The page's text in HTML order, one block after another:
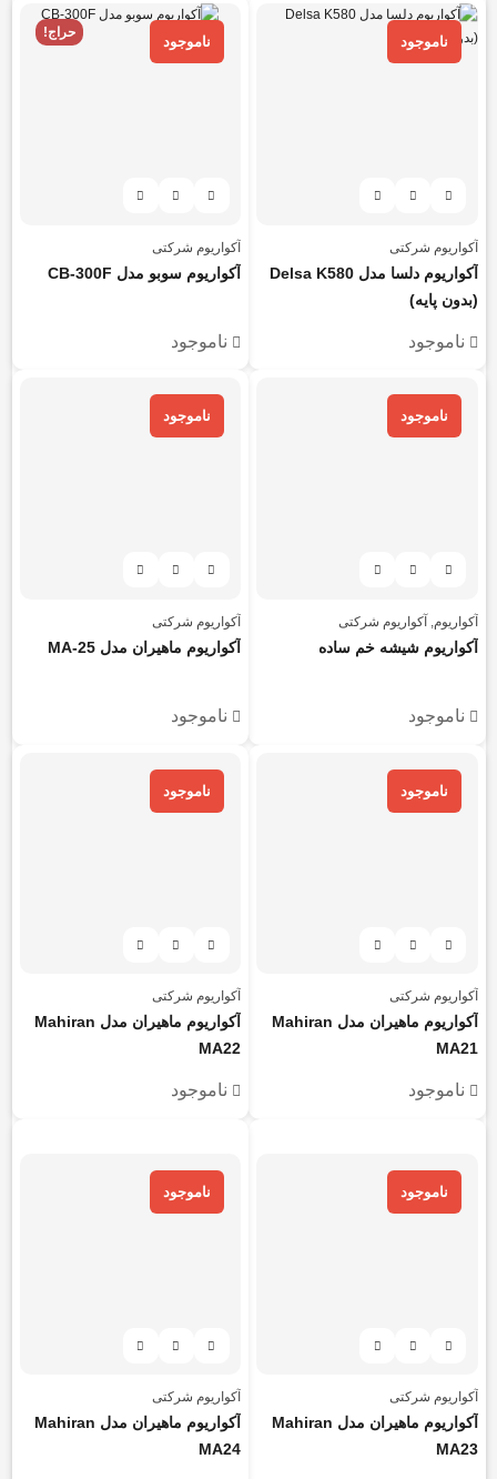
ناموجود
آکواریوم شرکتی
آکواریوم دلسا مدل Delsa K580
(بدون پایه)
ناموجود
ناموجود
حراج!
آکواریوم شرکتی
آکواریوم سوبو مدل CB-300F
ناموجود
ناموجود
آکواریوم ,آکواریوم شرکتی
آکواریوم شیشه خم ساده
ناموجود
ناموجود
آکواریوم شرکتی
آکواریوم ماهیران مدل MA-25
ناموجود
ناموجود
آکواریوم شرکتی
آکواریوم ماهیران مدل Mahiran
MA21
ناموجود
ناموجود
آکواریوم شرکتی
آکواریوم ماهیران مدل Mahiran
MA22
ناموجود
ناموجود
آکواریوم شرکتی
آکواریوم ماهیران مدل Mahiran
MA23
ناموجود
آکواریوم شرکتی
آکواریوم ماهیران مدل Mahiran
MA24